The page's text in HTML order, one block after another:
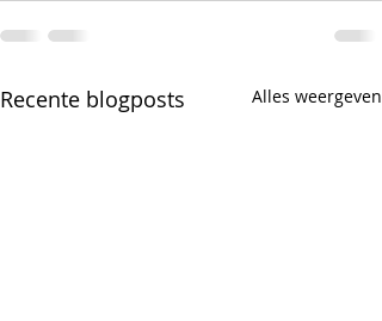
Recente blogposts Alles weergeven